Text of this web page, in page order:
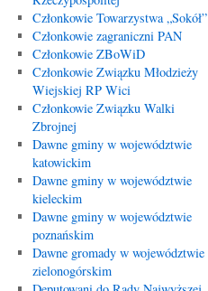
Członkowie Towarzystwa „Sokół”
Członkowie zagraniczni PAN
Członkowie ZBoWiD
Członkowie Związku Młodzieży
Wiejskiej RP Wici
Członkowie Związku Walki
Zbrojnej
Dawne gminy w województwie
katowickim
Dawne gminy w województwie
kieleckim
Dawne gminy w województwie
poznańskim
Dawne gromady w województwie
zielonogórskim